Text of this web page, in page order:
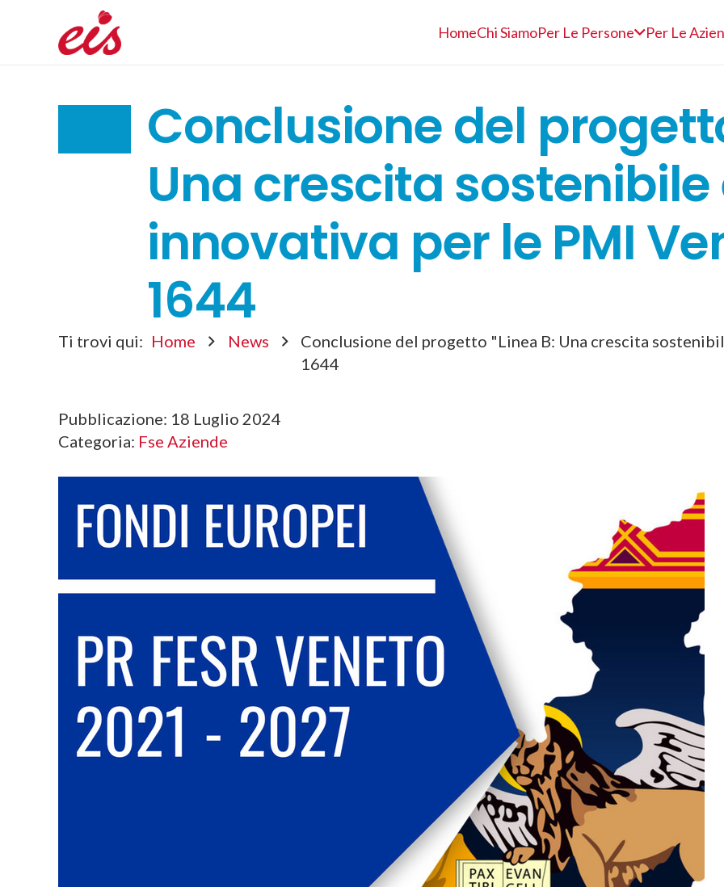
HomeChi SiamoPer Le Persone Per Le
Conclusione del
Una crescita sostenibile
innovativa per le PMI
1644
Ti trovi qui: Home News
Conclusione del progetto "Linea B: Una crescita
1644
Pubblicazione: 18 Luglio 2024
Categoria: Fse Aziende